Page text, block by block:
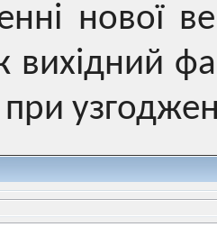
нової
вихідний
при